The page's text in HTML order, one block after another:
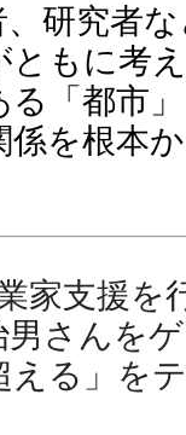
研究者
ともに考
「都市
係を根本
家支援を
男さんを
える」を